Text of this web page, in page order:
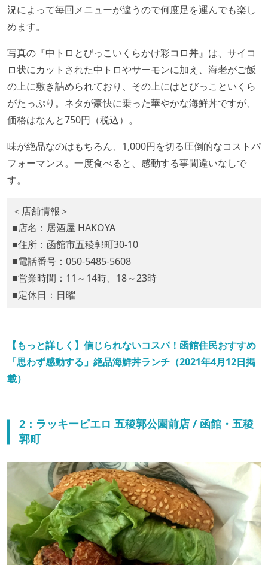
況によって毎回メニューが違うので何度足を運んでも楽し
めます。
写真の『中トロとびっこいくらかけ彩コロ丼』は、サイコ
ロ状にカットされた中トロやサーモンに加え、海老がご飯
の上に敷き詰められており、その上にはとびっこといくら
がたっぷり。ネタが豪快に乗った華やかな海鮮丼ですが、
価格はなんと750円（税込）。
味が絶品なのはもちろん、1,000円を切る圧倒的なコストパ
フォーマンス。一度食べると、感動する事間違いなしで
す。
＜店舗情報＞
■店名：居酒屋 HAKOYA
■住所：函館市五稜郭町30‐10
■電話番号：050‐5485‐5608
■営業時間：11～14時、18～23時
■定休日：日曜
【もっと詳しく】信じられないコスパ！函館住民おすすめ
「思わず感動する」絶品海鮮丼ランチ（2021年4月12日掲
載）
2：ラッキーピエロ 五稜郭公園前店 / 函館・五稜
郭町